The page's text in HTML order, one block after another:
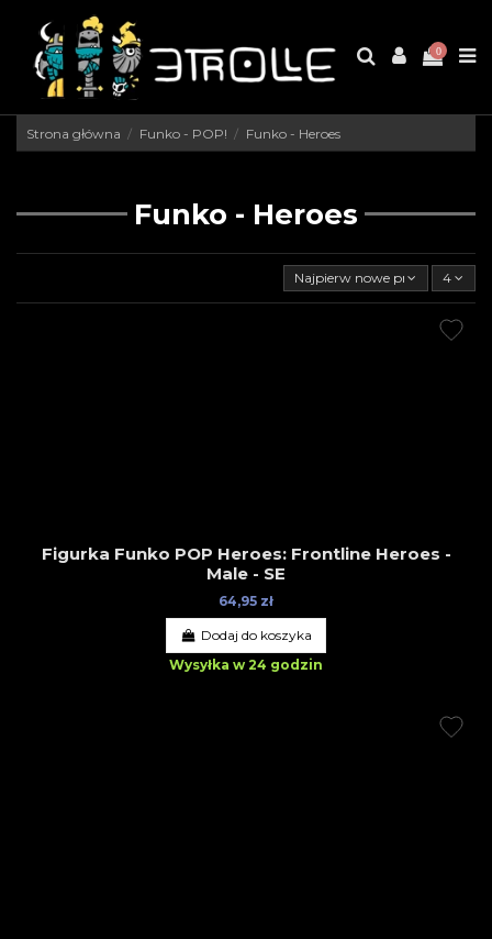
0
Strona główna Funko - POP! Funko - Heroes
Funko - Heroes
Najpierw nowe produkty
4
Figurka Funko POP Heroes: Frontline Heroes -
Male - SE
64,95 zł
Dodaj do koszyka
Wysyłka w 24 godzin